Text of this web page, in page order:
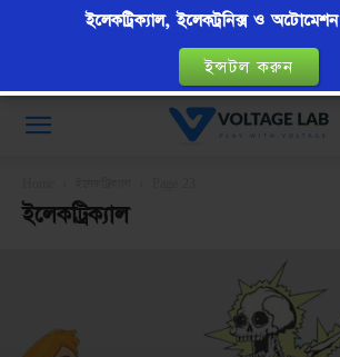
VoltageLab
ইলেকট্রিক্যাল
ইলেকট্রিক্যাল, ইলেকট্রনিক্স ও
ইন্সটল করুন